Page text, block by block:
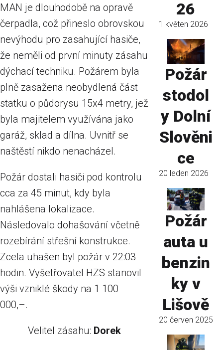
MAN je dlouhodobě na opravě
čerpadla, což přineslo obrovskou
nevýhodu pro zasahující hasiče,
že neměli od první minuty zásahu
dýchací techniku. Požárem byla
plně zasažena neobydlená část
statku o půdorysu 15x4 metry, jež
byla majitelem využívána jako
garáž, sklad a dílna. Uvnitř se
naštěstí nikdo nenacházel.
Požár dostali hasiči pod kontrolu
cca za 45 minut, kdy byla
nahlášena lokalizace.
Následovalo dohašování včetně
rozebírání střešní konstrukce.
Zcela uhašen byl požár v 22:03
hodin. Vyšetřovatel HZS stanovil
výši vzniklé škody na 1 100
000,–.
Velitel zásahu: Dorek
26
1 květen 2026
Požár
stodol
y Dolní
Slověni
ce
20 leden 2026
Požár
auta u
benzin
ky v
Lišově
20 červen 2025